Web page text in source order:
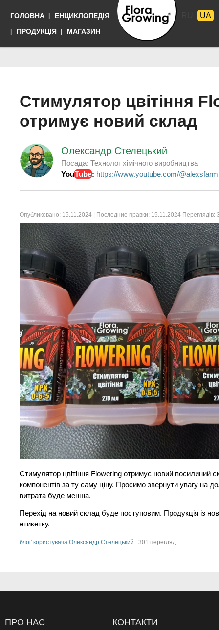
до
основного
Выращивать
UA
ГОЛОВНА
ЕНЦИКЛОПЕДІЯ
ПРОДУКЦІЯ
МАГАЗИН
Стимулятор цвітіння
отримує новий склад
Олександр Стелецький
Посада: Технолог хімічного виробництва
YouTube: https://www.youtube.com/@alexsfarm
Опубликовано: 15.11.2024 | Последние правки: 15.11.2024 Переглядів:
Стимулятор цвітіння Flowering отримує новий посилиний
компонентів за ту саму ціну. Просимо звернути увагу на
витрата буде менша.
Перехід на новий склад буде поступовим. Продукція із
етикетку.
блоґ користувача Олександр Стелецький 301 перегляд
ПРО НАС КОНТАКТИ